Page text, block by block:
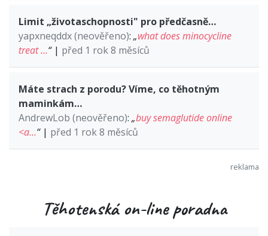
Limit „životaschopnosti" pro předčasně…
yapxneqddx (neověřeno): „what does minocycline
treat …“| před 1 rok 8 měsíců
Máte strach z porodu? Víme, co těhotným
maminkám…
AndrewLob (neověřeno): „buy semaglutide online
<a…“| před 1 rok 8 měsíců
Těhotenská on-line poradna